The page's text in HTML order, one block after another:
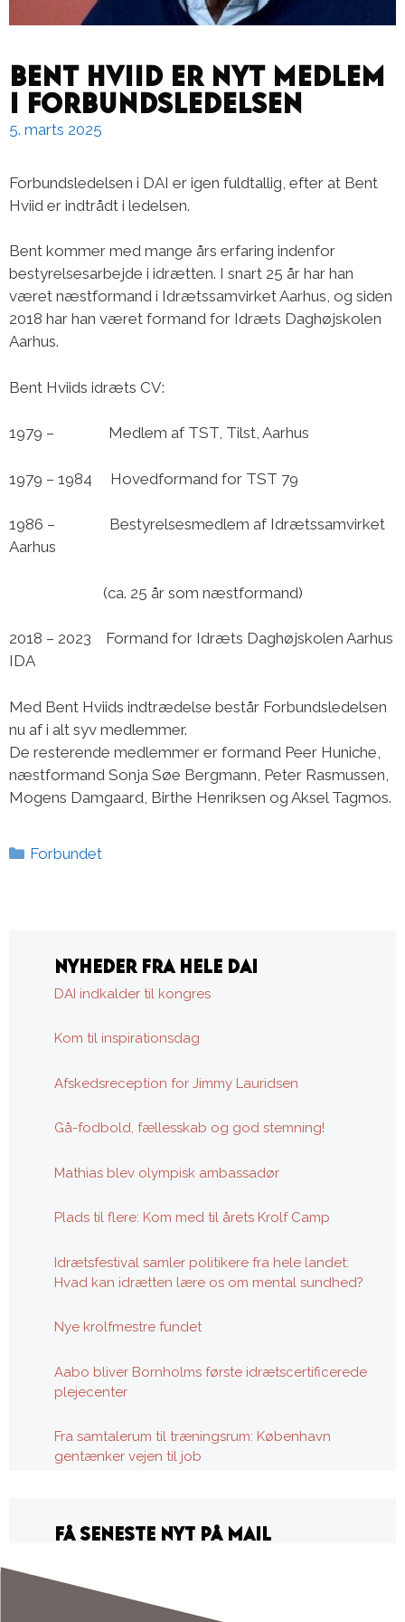
Bent Hviid er nyt medlem
i Forbundsledelsen
5. marts 2025
Forbundsledelsen i DAI er igen fuldtallig, efter at Bent
Hviid er indtrådt i ledelsen.
Bent kommer med mange års erfaring indenfor
bestyrelsesarbejde i idrætten. I snart 25 år har han
været næstformand i Idrætssamvirket Aarhus, og siden
2018 har han været formand for Idræts Daghøjskolen
Aarhus.
Bent Hviids idræts CV:
1979 – Medlem af TST, Tilst, Aarhus
1979 – 1984 Hovedformand for TST 79
1986 – Bestyrelsesmedlem af Idrætssamvirket
Aarhus
(ca. 25 år som næstformand)
2018 – 2023 Formand for Idræts Daghøjskolen Aarhus
IDA
Med Bent Hviids indtrædelse består Forbundsledelsen
nu af i alt syv medlemmer.
De resterende medlemmer er formand Peer Huniche,
næstformand Sonja Søe Bergmann, Peter Rasmussen,
Mogens Damgaard, Birthe Henriksen og Aksel Tagmos.
Kategorier
Forbundet
NYHEDER FRA HELE DAI
DAI indkalder til kongres
Kom til inspirationsdag
Afskedsreception for Jimmy Lauridsen
Gå-fodbold, fællesskab og god stemning!
Mathias blev olympisk ambassadør
Plads til flere: Kom med til årets Krolf Camp
Idrætsfestival samler politikere fra hele landet:
Hvad kan idrætten lære os om mental sundhed?
Nye krolfmestre fundet
Aabo bliver Bornholms første idrætscertificerede
plejecenter
Fra samtalerum til træningsrum: København
gentænker vejen til job
FÅ SENESTE NYT PÅ MAIL